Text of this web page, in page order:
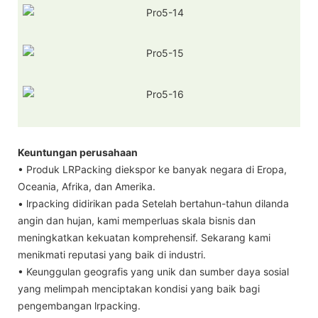
Keuntungan perusahaan
• Produk LRPacking diekspor ke banyak negara di Eropa,
Oceania, Afrika, dan Amerika.
• lrpacking didirikan pada Setelah bertahun-tahun dilanda
angin dan hujan, kami memperluas skala bisnis dan
meningkatkan kekuatan komprehensif. Sekarang kami
menikmati reputasi yang baik di industri.
• Keunggulan geografis yang unik dan sumber daya sosial
yang melimpah menciptakan kondisi yang baik bagi
pengembangan lrpacking.